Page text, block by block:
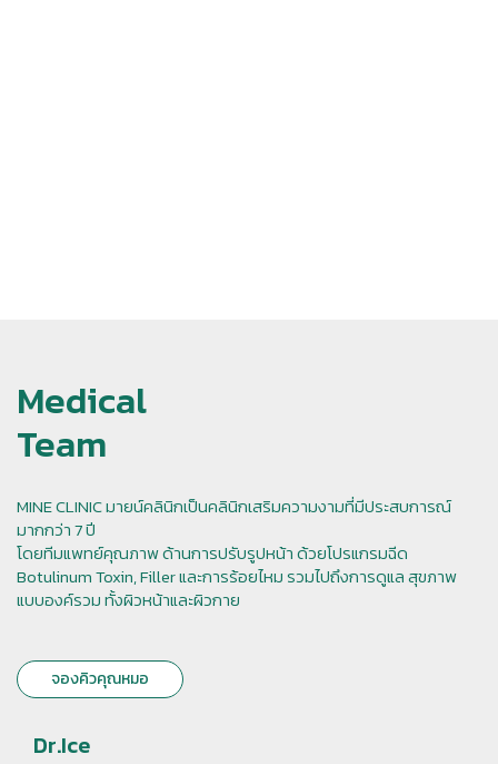
Medical
Team
MINE CLINIC มายน์คลินิกเป็นคลินิกเสริมความงามที่มีประสบการณ์
มากกว่า 7 ปี
โดยทีมแพทย์คุณภาพ ด้านการปรับรูปหน้า ด้วยโปรแกรมฉีด
Botulinum Toxin, Filler และการร้อยไหม รวมไปถึงการดูแล สุขภาพ
แบบองค์รวม ทั้งผิวหน้าและผิวกาย
จองคิวคุณหมอ
Dr.Ice